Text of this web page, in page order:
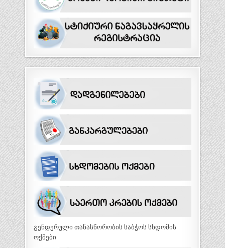
გენდერული თანასწორობის საბჭოს სხდომის
ოქმები